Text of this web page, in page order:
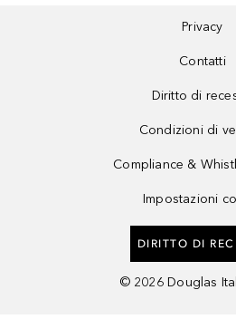
Privacy
Contatti
Diritto di
Condizioni di
Compliance &
Impostazioni
DIRITTO DI
© 2026 Douglas